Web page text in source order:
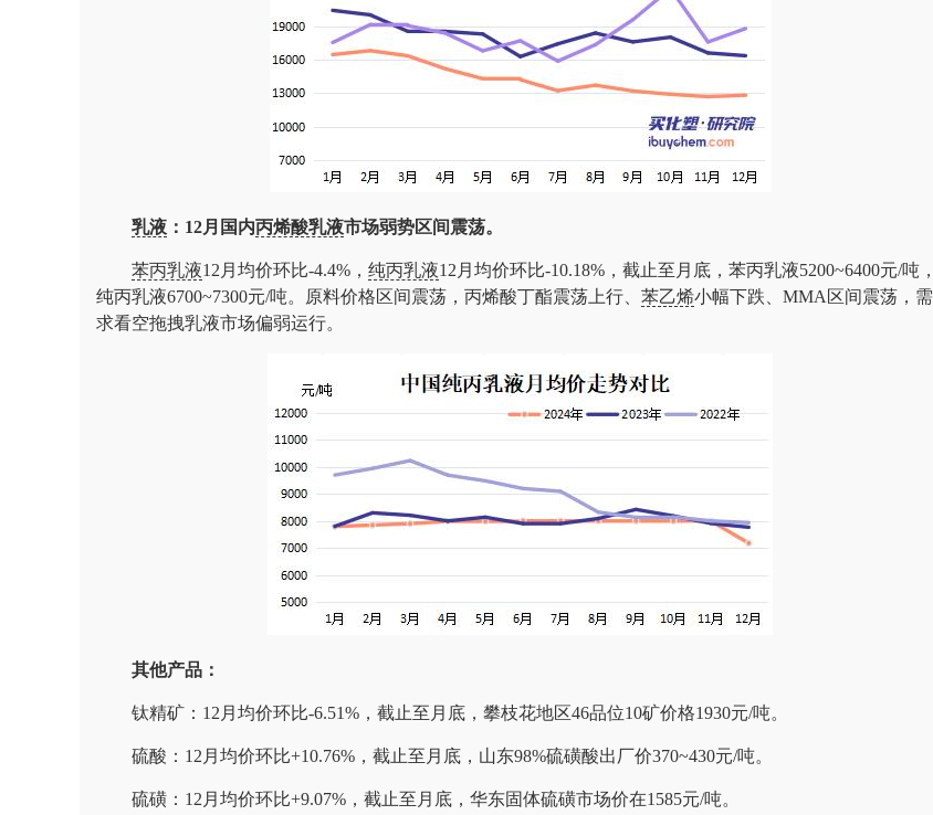
乳液 ：12月国内丙烯酸乳液市场弱势区间震荡。
苯丙乳液12月均价环比-4.4%， 纯丙乳液12月均价环比-10.18%，截止至月底，苯丙乳液5200~6400元/吨，
纯丙乳液6700~7300元/吨。原料价格区间震荡，丙烯酸丁酯震荡上行、 苯乙烯小幅下跌、MMA区间震荡，需
求看空拖拽乳液市场偏弱运行。
其他产品：
钛精矿：12月均价环比-6.51%，截止至月底，攀枝花地区46品位10矿价格1930元/吨。
硫酸：12月均价环比+10.76%，截止至月底，山东98%硫磺酸出厂价370~430元/吨。
硫磺：12月均价环比+9.07%，截止至月底，华东固体硫磺市场价在1585元/吨。